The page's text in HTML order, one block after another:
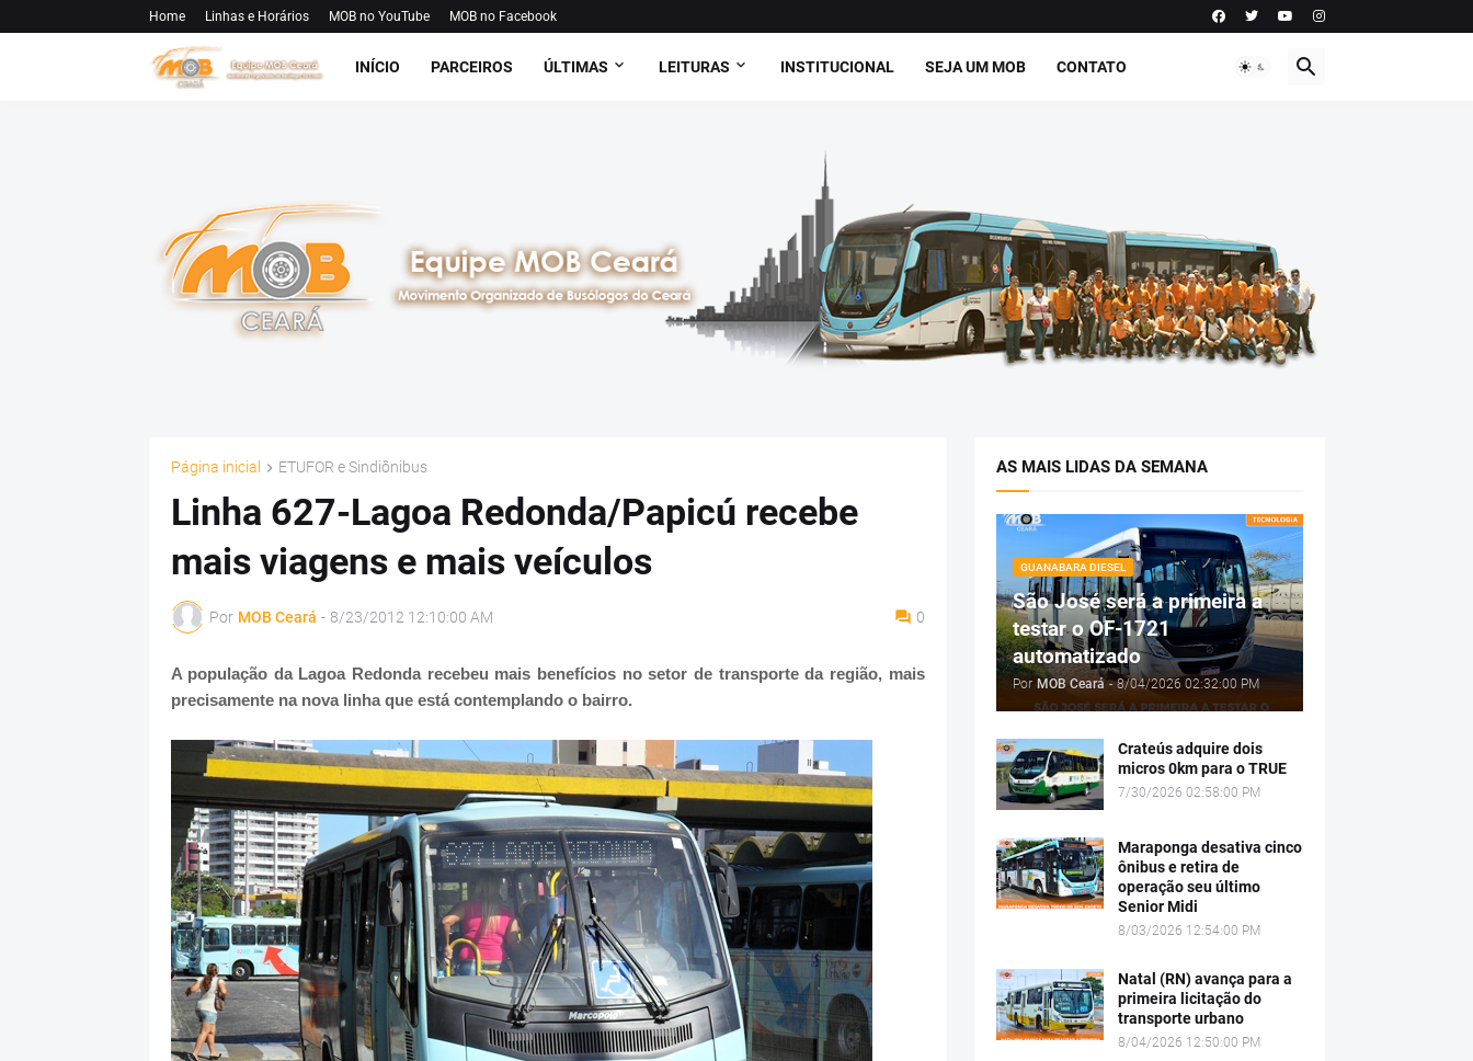
Home Linhas e Horários MOB no YouTube MOB no Facebook
INÍCIO PARCEIROS ÚLTIMAS LEITURAS INSTITUCIONAL SEJA UM MOB CONTATO
Página inicial ETUFOR e Sindiônibus
Linha 627-Lagoa Redonda/Papicú recebe
mais viagens e mais veículos
Por MOB Ceará - 8/23/2012 12:10:00 AM 0
A população da Lagoa Redonda recebeu mais benefícios no setor de transporte da região, mais
precisamente na nova linha que está contemplando o bairro.
AS MAIS LIDAS DA SEMANA
GUANABARA DIESEL
São José será a primeira a
testar o OF-1721
automatizado
Por MOB Ceará - 8/04/2026 02:32:00 PM
Crateús adquire dois
micros 0km para o TRUE
7/30/2026 02:58:00 PM
Maraponga desativa cinco
ônibus e retira de
operação seu último
Senior Midi
8/03/2026 12:54:00 PM
Natal (RN) avança para a
primeira licitação do
transporte urbano
8/04/2026 12:50:00 PM